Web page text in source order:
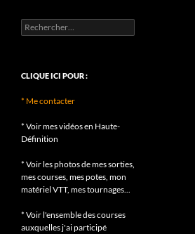
Rechercher :
CLIQUE ICI POUR :
* Me contacter
* Voir mes vidéos en Haute-
Définition
* Voir les photos de mes sorties,
mes courses, mes potes, mon
matériel VTT, mes tournages...
* Voir l'ensemble des courses
auxquelles j'ai participé